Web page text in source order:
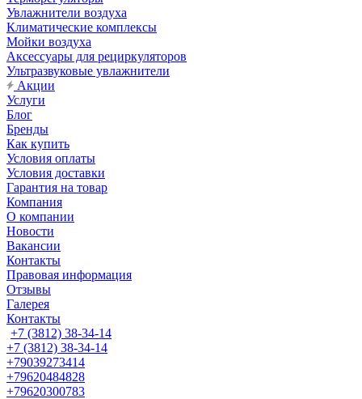
Увлажнители воздуха
Климатические комплексы
Мойки воздуха
Аксессуары для рециркуляторов
Ультразвуковые увлажнители
Акции
Услуги
Блог
Бренды
Как купить
Условия оплаты
Условия доставки
Гарантия на товар
Компания
О компании
Новости
Вакансии
Контакты
Правовая информация
Отзывы
Галерея
Контакты
+7 (3812) 38-34-14
+7 (3812) 38-34-14
+79039273414
+79620484828
+79620300783